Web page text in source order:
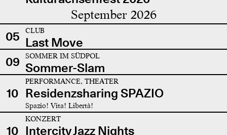
September 2026
05 CLUB
Last Move
09
SOMMER IM SÜDPOL
Sommer-Slam
10
PERFORMANCE, THEATER
Residenzsharing SPAZIO
Spazio! Vita! Libertà!
10
KONZERT
Intercity Jazz Nights